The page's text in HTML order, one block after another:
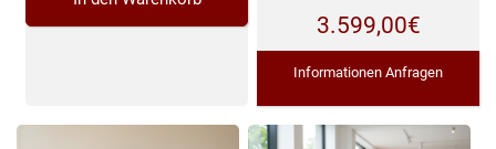
3.599,00€
Informationen Anfragen